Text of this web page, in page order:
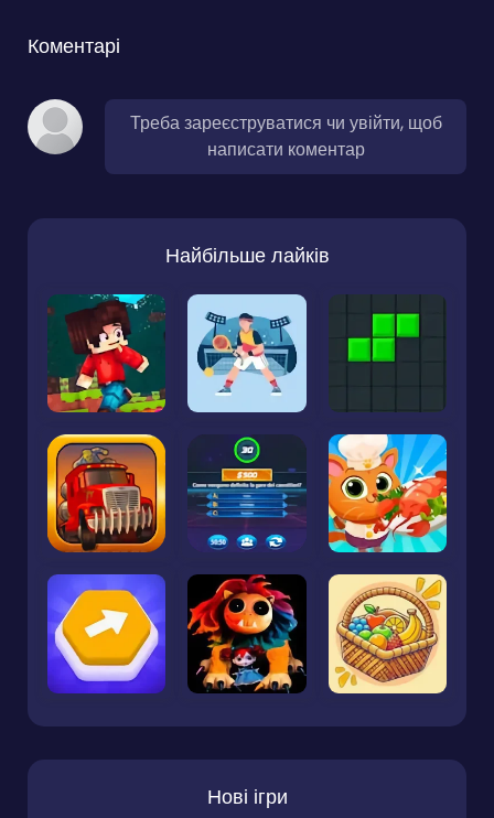
Коментарі
Треба зареєструватися чи увійти, щоб
написати коментар
Найбільше лайків
Нові ігри